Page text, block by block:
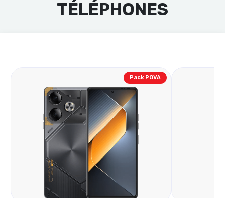
TÉLÉPHONES
Pack POVA